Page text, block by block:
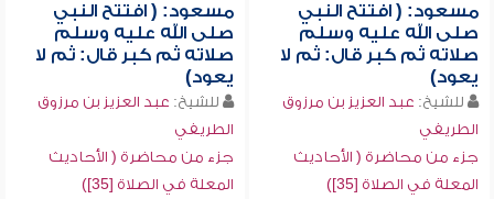
مسعود: ( افتتح النبي
صلى الله عليه وسلم
صلاته ثم كبر قال: ثم لا
يعود)
للشيخ: عبد العزيز بن مرزوق
الطريفي
جزء من محاضرة ( الأحاديث
المعلة في الصلاة [35])
مسعود: ( افتتح النبي
صلى الله عليه وسلم
صلاته ثم كبر قال: ثم لا
يعود)
للشيخ: عبد العزيز بن مرزوق
الطريفي
جزء من محاضرة ( الأحاديث
المعلة في الصلاة [35])